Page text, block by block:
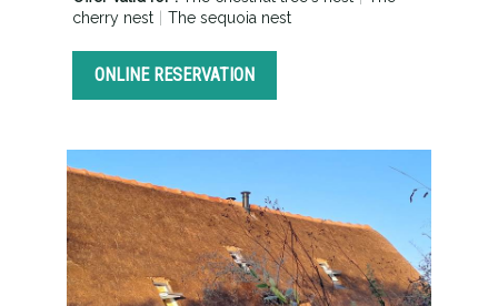
cherry nest
The sequoia nest
ONLINE RESERVATION